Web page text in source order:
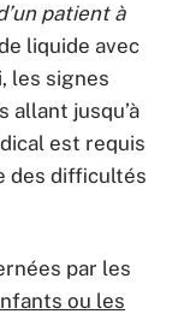
patient à
liquide avec
les signes
allant jusqu’à
est requis
des difficultés
par les
ou les